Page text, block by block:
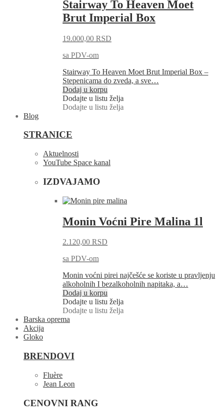
Stairway To Heaven Moet
Brut Imperial Box
19.000,00 RSD
sa PDV-om
Stairway To Heaven Moet Brut Imperial Box –
Stepenicama do zveda, a sve…
Dodaj u korpu
Dodajte u listu želja
Dodajte u listu želja
Blog
STRANICE
Aktuelnosti
YouTube Space kanal
IZDVAJAMO
Monin Voćni Pire Malina 1l
2.120,00 RSD
sa PDV-om
Monin voćni pirei najčešće se koriste u pravljenju
alkoholnih I bezalkoholnih napitaka, a…
Dodaj u korpu
Dodajte u listu želja
Dodajte u listu želja
Barska oprema
Akcija
Gloko
BRENDOVI
Fluère
Jean Leon
CENOVNI RANG